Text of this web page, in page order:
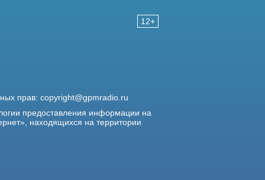
12+
прав: copyright@gpmradio.ru
предоставления информации на
находящихся на территории